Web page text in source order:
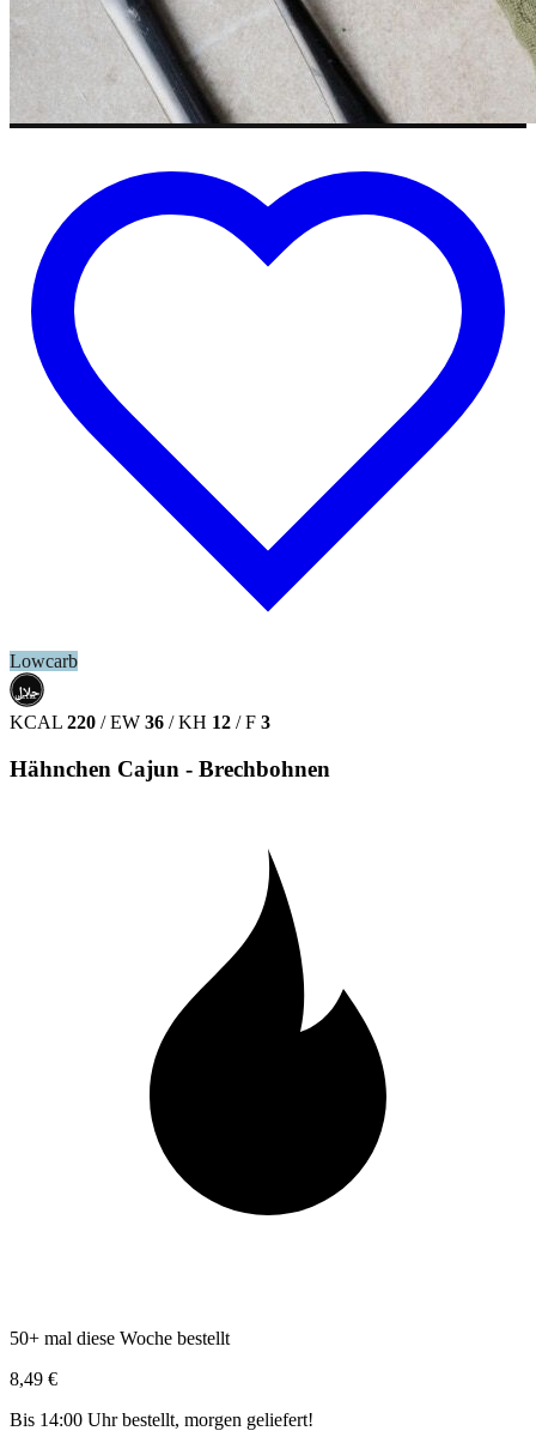
Lowcarb
حلال
HALAL
KCAL 220 / EW 36 / KH 12 / F 3
Hähnchen Cajun - Brechbohnen
50+ mal diese Woche bestellt
8,49 €
Bis 14:00 Uhr bestellt, morgen geliefert!